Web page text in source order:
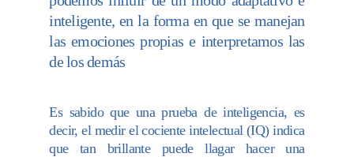
inteligente, en la forma en que se manejan
las emociones propias e interpretamos las
de los demás
Es sabido que una prueba de inteligencia, es
decir, el medir el cociente intelectual (IQ) indica
que tan brillante puede llagar hacer una